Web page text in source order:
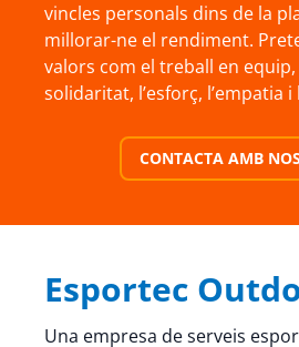
vincles personals dins de la
millorar-ne el rendiment.
valors com el treball en equip,
solidaritat, l’esforç, l’empatia
CONTACTA AMB
Esportec
Una empresa de serveis